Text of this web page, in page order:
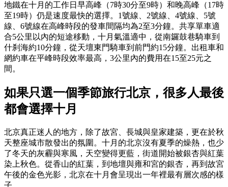
地鐵在十月的工作日早高峰（7時30分至9時）和晚高峰（17時
至19時）仍是速度最快的選擇。1號線、2號線、4號線、5號
線、6號線在高峰時段的發車間隔均為2至3分鐘。共享單車適
合5公里以內的短途移動，十月氣溫適中，從南鑼鼓巷騎車到
什刹海約10分鐘，從天壇東門騎車到前門約15分鐘。出租車和
網約車在平峰時段效率最高，3公里內的費用在15至25元之
間。
如果只選一個季節旅行北京，很多人最後
都會選擇十月
北京真正迷人的地方，除了故宮、長城與皇家建築，更在於秋
天整座城市散發出的氛圍。十月的北京沒有夏季的燥熱，也少
了冬天的灰霾與寒風，天空變得更藍，街道開始被銀杏與紅葉
染上秋色。從香山的紅葉，到地壇與雍和宮的銀杏，再到故宮
午後的金色光影，北京在十月會呈現出一年裡最有層次感的樣
子。